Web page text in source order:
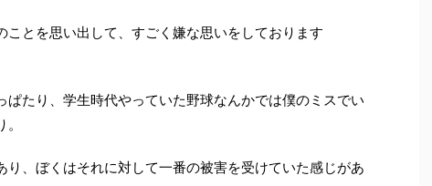
とを思い出して、すごく嫌な思いをしております
たり、学生時代やっていた野球なんかでは僕のミスでい
り、ぼくはそれに対して一番の被害を受けていた感じがあ